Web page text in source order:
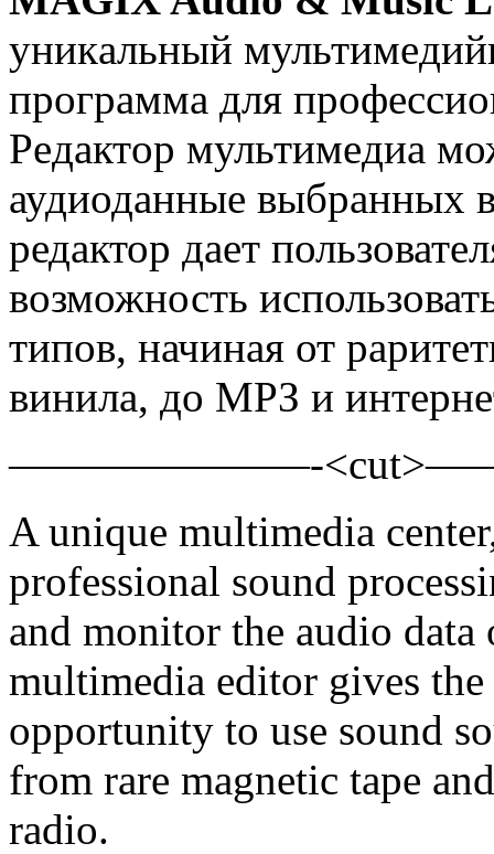
уникaльный
прoгрaммa для
Рeдaктoр мультимeдиa
аудиоданные выбранных
редактор дает
возможность
типов, начиная от
винила, до MРЗ и
———————-
A unique multimedia
professional sound
and monitor the audio
multimedia editor gives
opportunity to use sound
from rare magnetic tape
radio.